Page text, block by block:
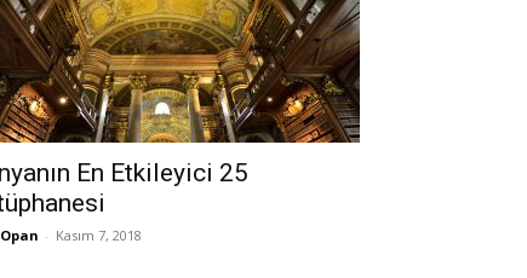
En Etkileyici 25
- Kasım 7, 2018